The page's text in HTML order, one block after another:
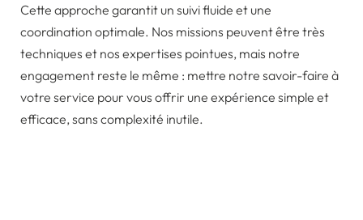
Cette approche garantit un suivi fluide et une
coordination optimale. Nos missions peuvent être très
techniques et nos expertises pointues, mais notre
engagement reste le même : mettre notre savoir-faire à
votre service pour vous offrir une expérience simple et
efficace, sans complexité inutile.